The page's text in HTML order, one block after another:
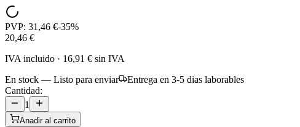
PVP: 31,46 €-35%
20,46 €
IVA incluido · 16,91 € sin IVA
En stock — Listo para enviar
Entrega en 3-5 dias laborables
Cantidad:
1
Anadir al carrito